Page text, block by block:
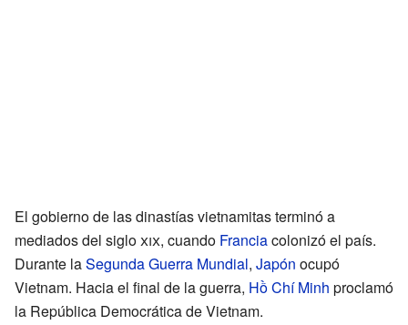
El gobierno de las dinastías vietnamitas terminó a
mediados del sigloxix, cuando Franciacolonizó el país.
Durante laSegunda Guerra Mundial, Japón ocupó
Vietnam. Hacia el final de la guerra, Hồ Chí Minh proclamó
la República Democrática de Vietnam.